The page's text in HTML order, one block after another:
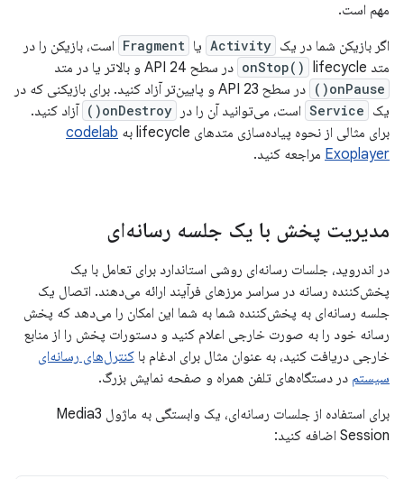
مهم است.
اگر بازیکن شما در یک Activity یا Fragment است، بازیکن را در
متد
onStop() lifecycle در سطح API 24 و بالاتر یا در متد
onPause()
در سطح API 23 و پایین‌تر آزاد کنید. برای بازیکنی که در
یک Service است، می‌توانید آن را در onDestroy()
آزاد کنید.
برای مثالی از نحوه پیاده‌سازی متدهای lifecycle به
codelab
Exoplayer مراجعه کنید.
مدیریت پخش با یک جلسه رسانه‌ای
در اندروید، جلسات رسانه‌ای روشی استاندارد برای تعامل با یک
پخش‌کننده رسانه در سراسر مرزهای فرآیند ارائه می‌دهند. اتصال یک
جلسه رسانه‌ای به پخش‌کننده شما به شما این امکان را می‌دهد که پخش
رسانه خود را به صورت خارجی اعلام کنید و دستورات پخش را از منابع
خارجی دریافت کنید، به عنوان مثال برای ادغام با کنترل‌های رسانه‌ای
سیستم در دستگاه‌های تلفن همراه و صفحه نمایش بزرگ.
برای استفاده از جلسات رسانه‌ای، یک وابستگی به ماژول Media3
Session اضافه کنید: